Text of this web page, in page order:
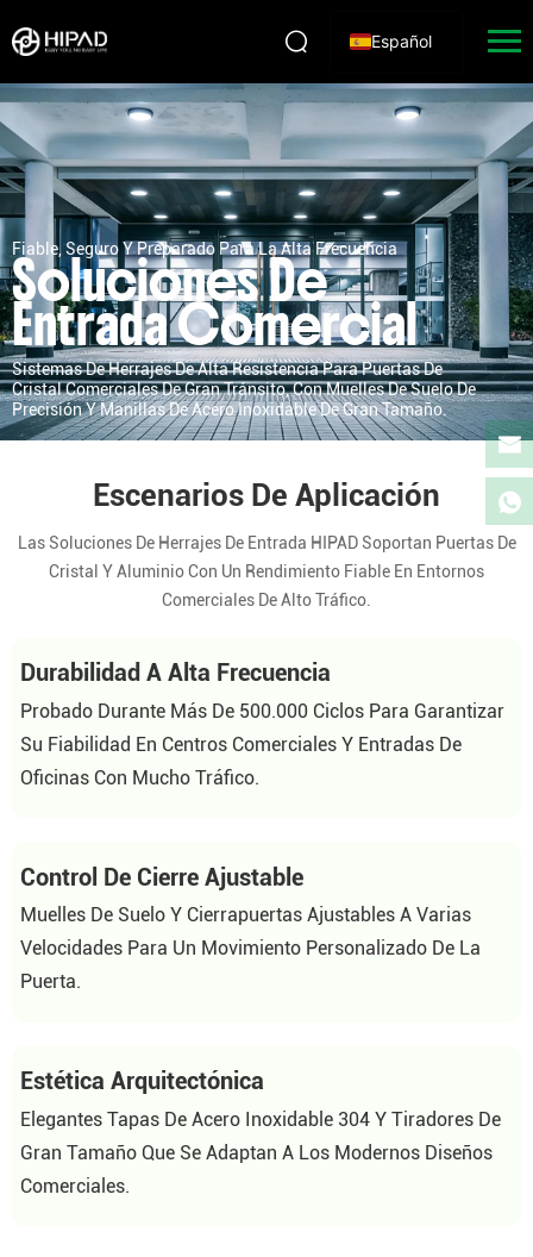
Español
Fiable, Seguro Y Preparado Para La Alta Frecuencia
Soluciones De
Entrada Comercial
Sistemas De Herrajes De Alta Resistencia Para Puertas De
Cristal Comerciales De Gran Tránsito, Con Muelles De Suelo De
Precisión Y Manillas De Acero Inoxidable De Gran Tamaño.
Escenarios De Aplicación
Las Soluciones De Herrajes De Entrada HIPAD Soportan Puertas De
Cristal Y Aluminio Con Un Rendimiento Fiable En Entornos
Comerciales De Alto Tráfico.
Durabilidad A Alta Frecuencia
Probado Durante Más De 500.000 Ciclos Para Garantizar
Su Fiabilidad En Centros Comerciales Y Entradas De
Oficinas Con Mucho Tráfico.
Control De Cierre Ajustable
Muelles De Suelo Y Cierrapuertas Ajustables A Varias
Velocidades Para Un Movimiento Personalizado De La
Puerta.
Estética Arquitectónica
Elegantes Tapas De Acero Inoxidable 304 Y Tiradores De
Gran Tamaño Que Se Adaptan A Los Modernos Diseños
Comerciales.